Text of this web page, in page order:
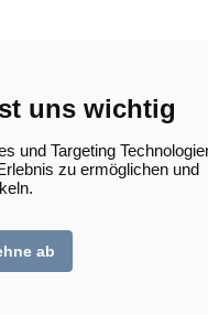
uns wichtig
und Targeting
zu ermöglichen und
ab